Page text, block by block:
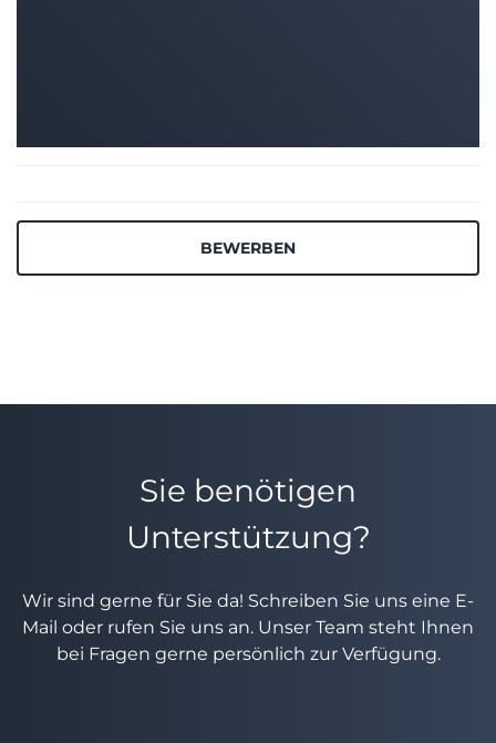
BEWERBEN
Sie benötigen
Unterstützung?
Wir sind gerne für Sie da! Schreiben Sie uns eine E-
Mail oder rufen Sie uns an. Unser Team steht Ihnen
bei Fragen gerne persönlich zur Verfügung.